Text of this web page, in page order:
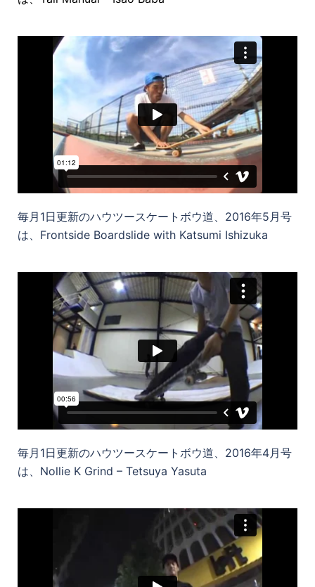
毎月1日更新のハウツースケートボウ道、2016年5月号
は、Frontside Boardslide with Katsumi Ishizuka
毎月1日更新のハウツースケートボウ道、2016年4月号
は、Nollie K Grind – Tetsuya Yasuta